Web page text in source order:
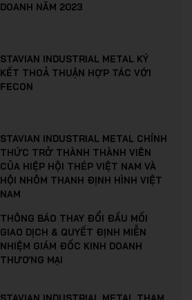
DOANH NĂM 2023
STAVIAN INDUSTRIAL METAL KÝ
KẾT THOẢ THUẬN HỢP TÁC VỚI
FECON
STAVIAN INDUSTRIAL METAL CHÍNH
THỨC TRỞ THÀNH THÀNH VIÊN
CỦA HIỆP HỘI THÉP VIỆT NAM VÀ
HỘI NHÔM THANH ĐỊNH HÌNH VIỆT
NAM
THÔNG BÁO THAY ĐỔI ĐẦU MỐI
GIAO DỊCH & QUYẾT ĐỊNH MIỄN
NHIỆM GIÁM ĐỐC KINH DOANH
THƯƠNG MẠI